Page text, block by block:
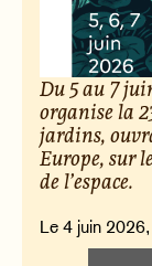
Du 5 au 7
organise la
jardins,
Europe, sur
de l’espace.
Le 4 juin